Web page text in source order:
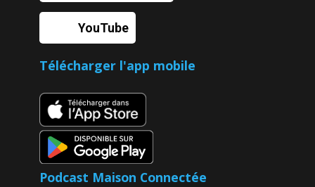
YouTube
Télécharger l'app mobile
Podcast Maison Connectée